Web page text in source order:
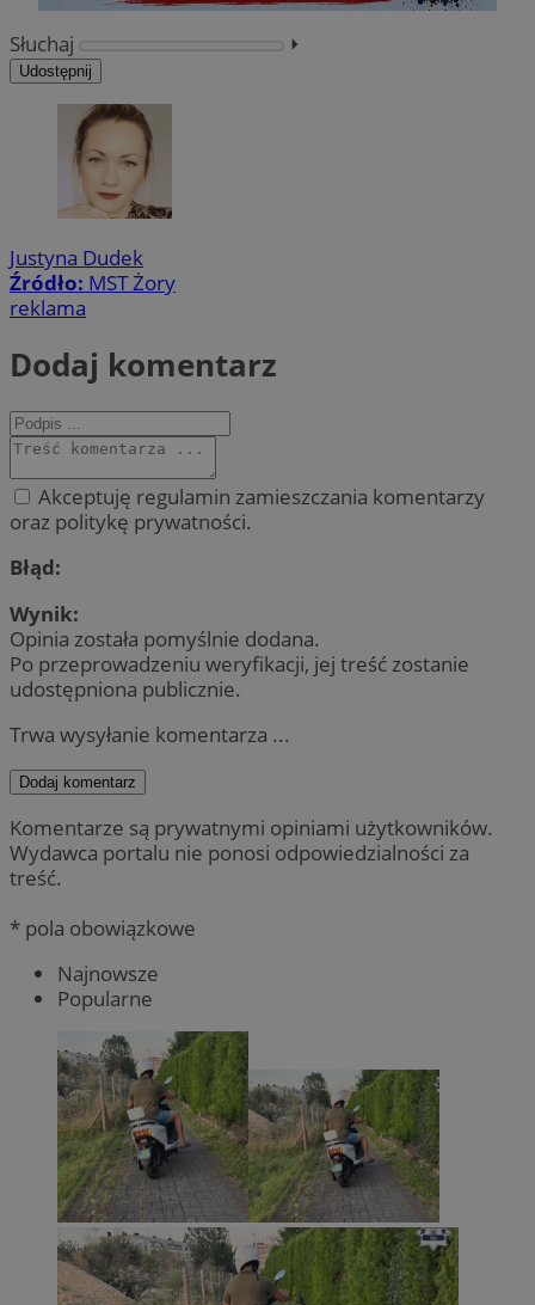
Słuchaj ⏵︎
Udostępnij
Justyna Dudek
Źródło: MST Żory
reklama
Dodaj komentarz
Akceptuję regulamin zamieszczania komentarzy
oraz politykę prywatności.
Błąd:
Wynik:
Opinia została pomyślnie dodana.
Po przeprowadzeniu weryfikacji, jej treść zostanie
udostępniona publicznie.
Trwa wysyłanie komentarza ...
Dodaj komentarz
Komentarze są prywatnymi opiniami użytkowników.
Wydawca portalu nie ponosi odpowiedzialności za
treść.
* pola obowiązkowe
Najnowsze
Popularne